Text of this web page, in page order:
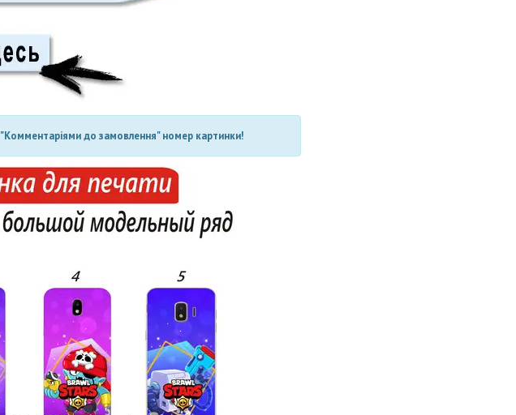
"Комментаріями до замовлення" номер картинки!